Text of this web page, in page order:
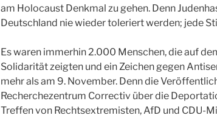
am Holocaust Denkmal zu gehen. Denn
Deutschland nie wieder toleriert werden; jede
Es waren immerhin 2.000 Menschen, die auf
Solidarität zeigten und ein Zeichen gegen
mehr als am 9. November. Denn die
Recherchezentrum Correctiv über die
Treffen von Rechtsextremisten, AfD und CDU-